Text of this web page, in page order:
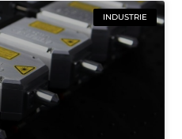
INDUSTRIE